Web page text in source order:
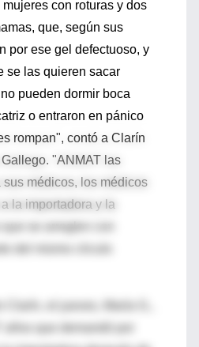
con roturas y dos
que, según sus
por ese gel defectuoso, y
se las quieren sacar
pueden dormir boca
o entraron en pánico
rompan", contó a Clarín
"ANMAT las
sus médicos, los médicos
la importadora y la
se arreglen con